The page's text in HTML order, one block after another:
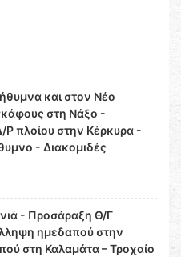
και στον Νέο
στη Νάξο -
πλοίου στην Κέρκυρα -
- Διακομιδές
- Προσάραξη Θ/Γ
ημεδαπού στην
στη Καλαμάτα – Τροχαίο